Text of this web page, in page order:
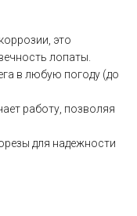
это
лопаты.
в любую погоду (до
работу, позволяя
для надежности